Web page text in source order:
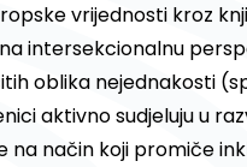
vrijednosti kroz
intersekcionalnu
oblika nejednakosti
aktivno sudjeluju u
na način koji promiče